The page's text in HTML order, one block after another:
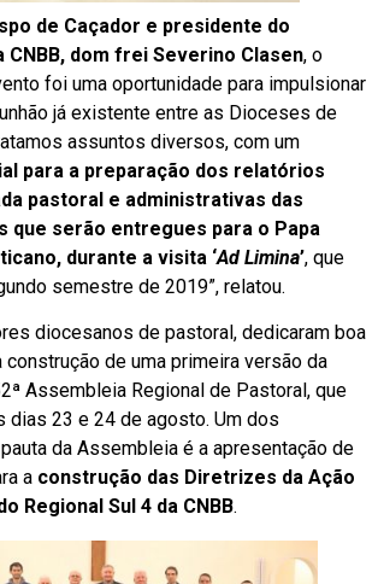
de Caçador e presidente do
CNBB, dom frei Severino Clasen, o
foi uma oportunidade para impulsionar
já existente entre as Dioceses de
assuntos diversos, com um
para a preparação dos relatórios
pastoral e administrativas das
que serão entregues para o Papa
durante a visita ‘Ad Limina’, que
semestre de 2019”, relatou.
diocesanos de pastoral, dedicaram boa
construção de uma primeira versão da
Assembleia Regional de Pastoral, que
dias 23 e 24 de agosto. Um dos
da Assembleia é a apresentação de
a construção das Diretrizes da Ação
Regional Sul 4 da CNBB.